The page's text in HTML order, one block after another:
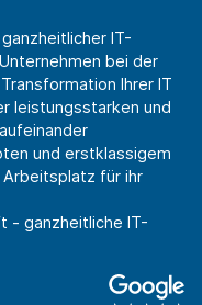
IT-
bei der
Ihrer IT
leistungsstarken und
und erstklassigem
für ihr
- ganzheitliche IT-